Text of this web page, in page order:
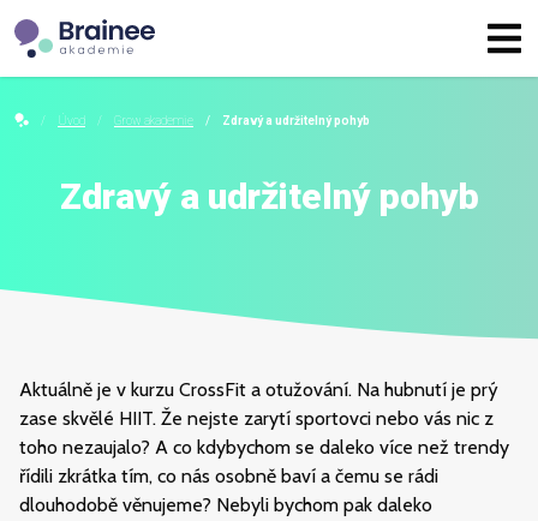
Úvod Grow akademie Zdravý a udržitelný pohyb
Zdravý a udržitelný pohyb
Aktuálně je v kurzu CrossFit a otužování. Na hubnutí je prý
zase skvělé HIIT. Že nejste zarytí sportovci nebo vás nic z
toho nezaujalo? A co kdybychom se daleko více než trendy
řídili zkrátka tím, co nás osobně baví a čemu se rádi
dlouhodobě věnujeme? Nebyli bychom pak daleko